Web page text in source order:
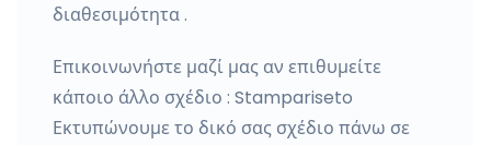
διαθεσιμότητα .
Επικοινωνήστε μαζί μας αν επιθυμείτε
κάποιο άλλο σχέδιο : Stampariseto
Εκτυπώνουμε το δικό σας σχέδιο πάνω σε